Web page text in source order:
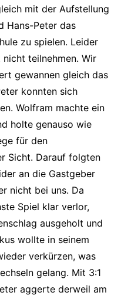
mit der Aufstellung
Hans-Peter das
zu spielen. Leider
teilnehmen. Wir
gewannen gleich das
konnten sich
Wolfram machte ein
holte genauso wie
für den
Sicht. Darauf folgten
an die Gastgeber
nicht bei uns. Da
Spiel klar verlor,
ausgeholt und
wollte in seinem
verkürzen, was
gelang. Mit 3:1
aggerte derweil am